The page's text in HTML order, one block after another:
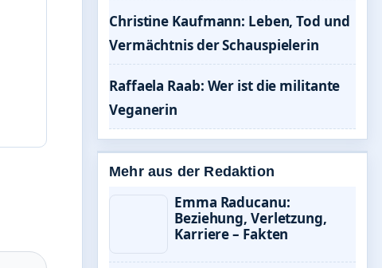
Christine Kaufmann: Leben, Tod und
Vermächtnis der Schauspielerin
Raffaela Raab: Wer ist die militante
Veganerin
Mehr aus der Redaktion
Emma Raducanu:
Beziehung, Verletzung,
Karriere – Fakten